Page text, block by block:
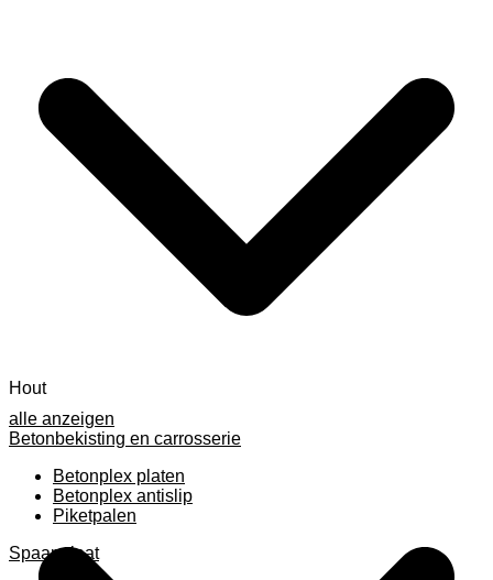
alle anzeigen
Betonbekisting en carrosserie
Betonplex platen
Betonplex antislip
Piketpalen
Spaanplaat
Hout